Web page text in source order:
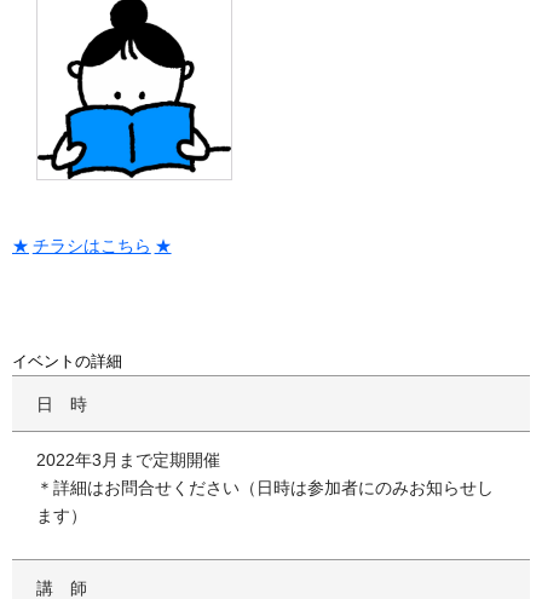
チラシはこちら
イベントの詳細
日時
2022年3月まで定期開催
＊詳細はお問合せください（日時は参加者にのみお知らせし
ます）
講師